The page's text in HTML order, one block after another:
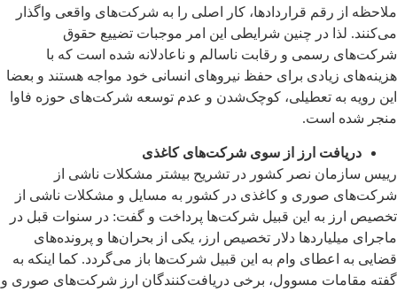
ملاحظه از رقم قراردادها، کار اصلی را به شرکت‌های واقعی واگذار
می‌کنند. لذا در چنین شرایطی این امر موجبات تضییع حقوق
شرکت‌های رسمی و رقابت ناسالم و ناعادلانه شده است که با
هزینه‌های زیادی برای حفظ نیروهای انسانی خود مواجه هستند و بعضا
این رویه به تعطیلی، کوچک‌شدن و عدم توسعه شرکت‌های حوزه فاوا
منجر شده است.
دریافت ارز از سوی شرکت‌های کاغذی
رییس سازمان نصر کشور در تشریح بیشتر مشکلات ناشی از
شرکت‌های صوری و کاغذی در کشور به مسایل و مشکلات ناشی از
تخصیص ارز به این قبیل شرکت‌ها پرداخت و گفت: در سنوات قبل در
ماجرای میلیاردها دلار تخصیص ارز، یکی از بحران‌ها و پرونده‌های
قضایی به اعطای وام به این قبیل شرکت‌ها باز می‌گردد. کما اینکه به
گفته مقامات مسوول، برخی دریافت‌کنندگان ارز شرکت‌های صوری و